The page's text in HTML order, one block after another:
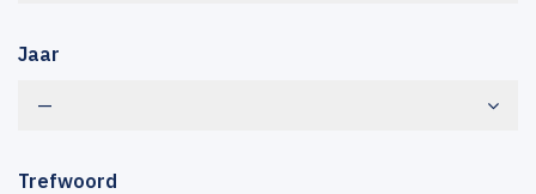
Jaar
—
Trefwoord